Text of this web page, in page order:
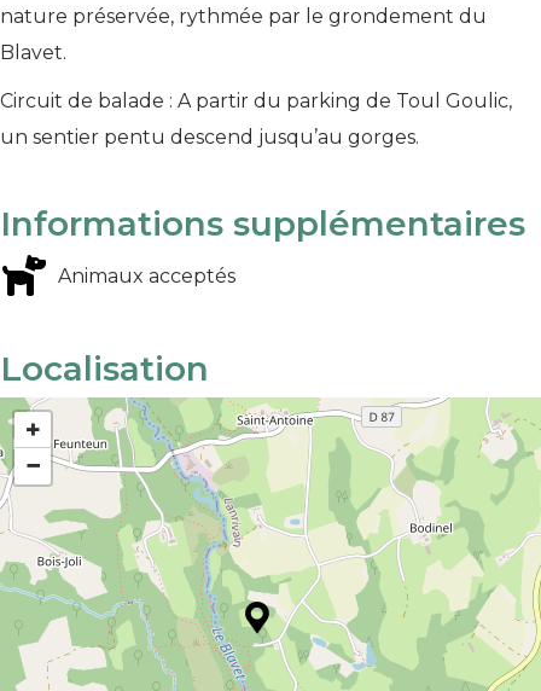
nature préservée, rythmée par le grondement du
Blavet.
Circuit de balade : A partir du parking de Toul Goulic,
un sentier pentu descend jusqu’au gorges.
Informations supplémentaires
Animaux acceptés
Localisation
+
−